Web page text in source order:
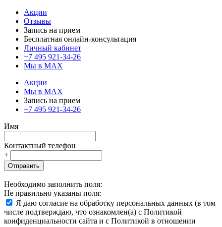
Акции
Отзывы
Запись на прием
Бесплатная онлайн-консультация
Личный кабинет
+7 495 921-34-26
Мы в MAX
Акции
Мы в MAX
Запись на прием
+7 495 921-34-26
Имя
Контактный телефон
+
Отправить
Необходимо заполнить поля:
Не правильно указаны поля:
Я даю согласие на обработку персональных данных (в том
числе подтверждаю, что ознакомлен(а) с Политикой
конфиденциальности сайта и с Политикой в отношении